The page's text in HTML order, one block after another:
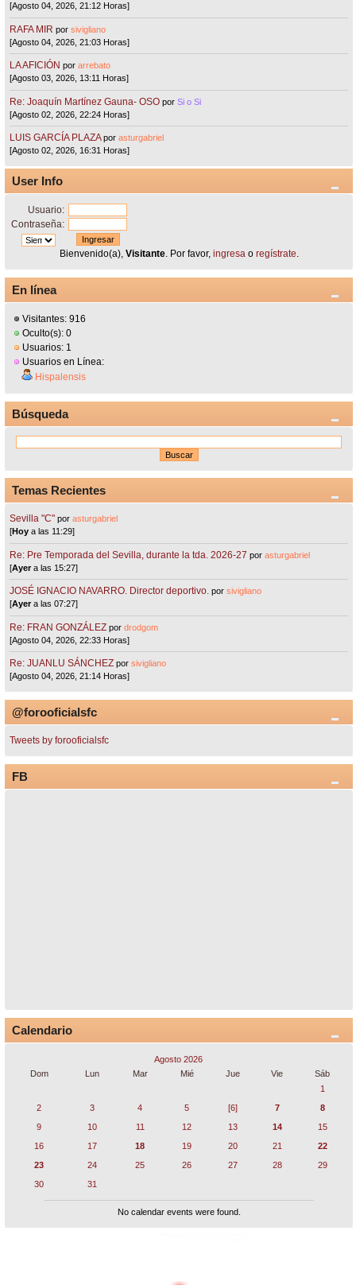
[Agosto 04, 2026, 21:12 Horas]
RAFA MIR porsivigliano
[Agosto 04, 2026, 21:03 Horas]
LA AFICIÓN porarrebato
[Agosto 03, 2026, 13:11 Horas]
Re: Joaquín Martínez Gauna- OSO porSi o Si
[Agosto 02, 2026, 22:24 Horas]
LUIS GARCÍA PLAZA porasturgabriel
[Agosto 02, 2026, 16:31 Horas]
User Info
Usuario:
Contraseña:
Bienvenido(a), Visitante. Por favor, ingresao regístrate.
En línea
Visitantes: 916
Oculto(s): 0
Usuarios: 1
Usuarios en Línea:
Hispalensis
Búsqueda
Temas Recientes
Sevilla "C"porasturgabriel
[Hoy a las 11:29]
Re: Pre Temporada del Sevilla, durante la tda. 2026-27 porasturgabriel
[Ayera las 15:27]
JOSÉ IGNACIO NAVARRO. Director deportivo. porsivigliano
[Ayera las 07:27]
Re: FRAN GONZÁLEZ pordrodgom
[Agosto 04, 2026, 22:33 Horas]
Re: JUANLU SÁNCHEZ porsivigliano
[Agosto 04, 2026, 21:14 Horas]
@forooficialsfc
Tweets by forooficialsfc
FB
Calendario
Agosto 2026
Dom
Lun Mar Mié Jue Vie
Sáb
1
2
3 4 5 [6] 7
8
9
10 11 12 13 14
15
16
17 18 19 20 21
22
23
24 25 26 27 28
29
30
31
No calendar events were found.